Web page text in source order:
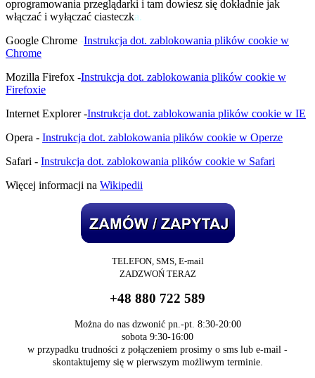
oprogramowania przeglądarki i tam dowiesz się dokładnie jak
włączać i wyłączać ciasteczka.
Google Chrome -Instrukcja dot. zablokowania plików cookie w
Chrome
Mozilla Firefox -Instrukcja dot. zablokowania plików cookie w
Firefoxie
Internet Explorer -Instrukcja dot. zablokowania plików cookie w IE
Opera - Instrukcja dot. zablokowania plików cookie w Operze
Safari - Instrukcja dot. zablokowania plików cookie w Safari
Więcej informacji na Wikipedii
TELEFON, SMS, E-mail
ZADZWOŃ TERAZ
+48 880 722 589
Można do nas dzwonić pn.-pt. 8:30-20:00
sobota 9:30-16:00
w przypadku trudności z połączeniem prosimy o sms lub e-mail -
skontaktujemy się w pierwszym możliwym terminie.